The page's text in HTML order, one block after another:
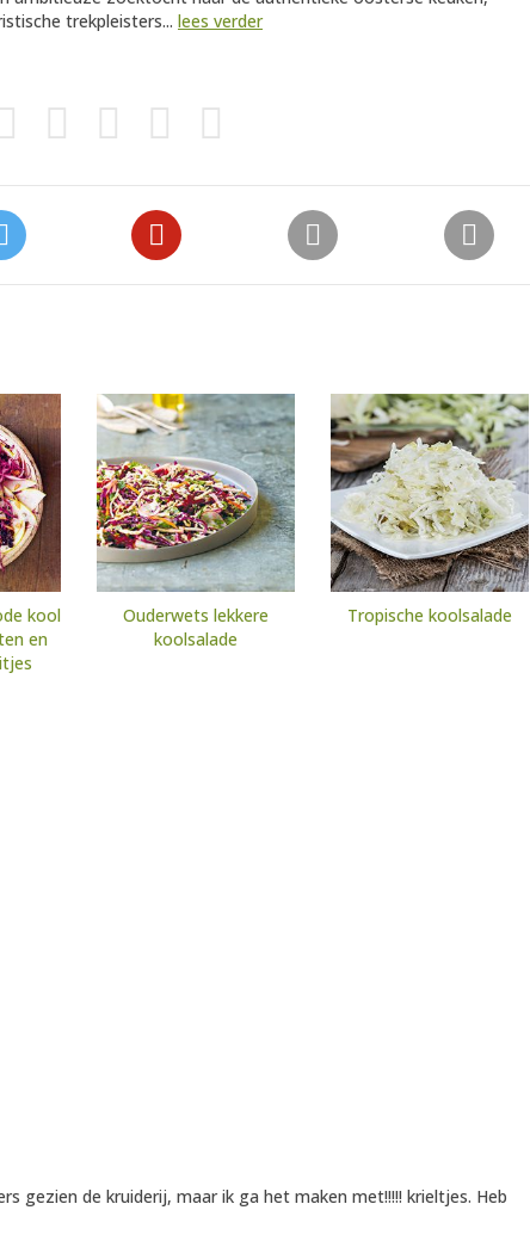
trekpleisters... lees verder
kool
en
Ouderwets lekkere
koolsalade
Tropische koolsalade
gezien de kruiderij, maar ik ga het maken met!!!!! krieltjes. Heb